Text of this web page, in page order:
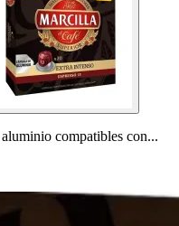
compatibles con...